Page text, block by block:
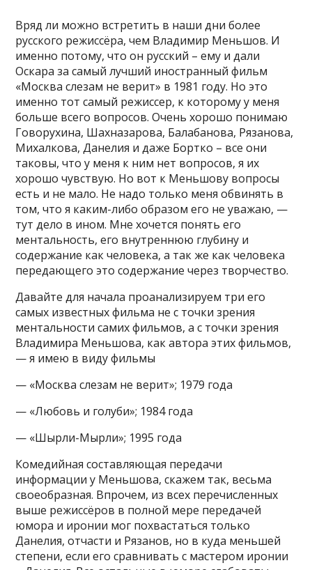
Вряд ли можно встретить в наши дни более
русского режиссёра, чем Владимир Меньшов. И
именно потому, что он русский – ему и дали
Оскара за самый лучший иностранный фильм
«Москва слезам не верит» в 1981 году. Но это
именно тот самый режиссер, к которому у меня
больше всего вопросов. Очень хорошо понимаю
Говорухина, Шахназарова, Балабанова, Рязанова,
Михалкова, Данелия и даже Бортко – все они
таковы, что у меня к ним нет вопросов, я их
хорошо чувствую. Но вот к Меньшову вопросы
есть и не мало. Не надо только меня обвинять в
том, что я каким-либо образом его не уважаю, —
тут дело в ином. Мне хочется понять его
ментальность, его внутреннюю глубину и
содержание как человека, а так же как человека
передающего это содержание через творчество.
Давайте для начала проанализируем три его
самых известных фильма не с точки зрения
ментальности самих фильмов, а с точки зрения
Владимира Меньшова, как автора этих фильмов,
— я имею в виду фильмы
— «Москва слезам не верит»; 1979 года
— «Любовь и голуби»; 1984 года
— «Шырли-Мырли»; 1995 года
Комедийная составляющая передачи
информации у Меньшова, скажем так, весьма
своеобразная. Впрочем, из всех перечисленных
выше режиссёров в полной мере передачей
юмора и иронии мог похвастаться только
Данелия, отчасти и Рязанов, но в куда меньшей
степени, если его сравнивать с мастером иронии